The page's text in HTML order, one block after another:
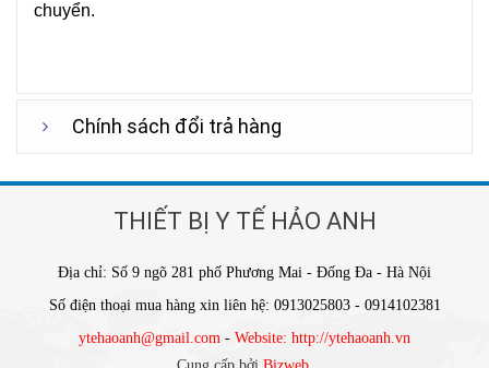
chuyển.
Chính sách đổi trả hàng
THIẾT BỊ Y TẾ HẢO ANH
Địa chỉ: Số 9 ngõ 281 phố Phương Mai - Đống Đa - Hà Nội
Số điện thoại mua hàng xin liên hệ: 0913025803 - 0914102381
ytehaoanh@gmail.com - Website: http://ytehaoanh.vn